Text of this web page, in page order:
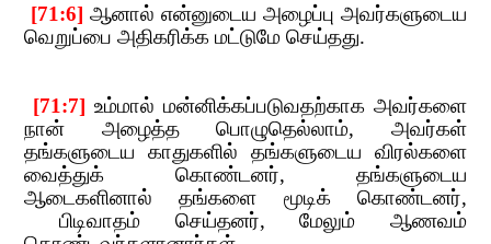
​​ [71:6] ​​ஆனால்​​ என்னுடைய அழைப்பு அவர்களுடைய
வெறுப்பை அதிகரிக்க மட்டுமே செய்தது.
​​ [71:7] ​​உம்மால் மன்னிக்கப்படுவதற்காக அவர்களை
நான் அழைத்த பொழுதெல்லாம்,​​ அவர்கள்
தங்களுடைய காதுகளில் தங்களுடைய விரல்களை
வைத்துக் கொண்டனர்,​​ தங்களுடைய
ஆடைகளினால் தங்களை மூடிக் கொண்டனர்,​​
பிடிவாதம்​​ செய்தனர்,​​மேலும் ஆணவம்